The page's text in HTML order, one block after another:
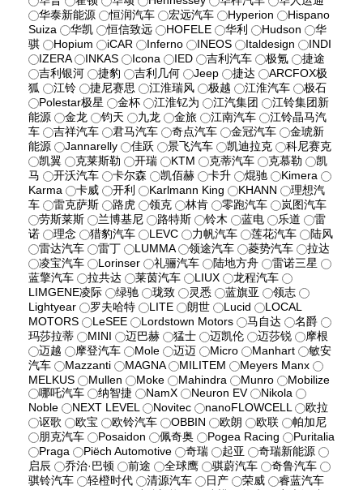
华泰新能源
恒润汽车 宏远汽车 Hyperion
Hispano
Suiza
华凯 恒信致远 HOFELE 华利 Hudson
华
骐
Hopium iCAR Inferno INEOS Italdesign
INDI
IZERA
INKAS Icona IED 吉利汽车 极氪
捷途
吉利银河
捷豹 吉利几何 Jeep 捷达
ARCFOX极
狐
江铃 捷尼赛思 江淮瑞风 极越 江淮汽车
极石
Polestar极星
金杯 江淮钇为 江汽集团
江铃集团新
能源
金龙 钧天 九龙 金旅 江南汽车
江铃晶马汽
车
吉祥汽车 君马汽车 奇点汽车 金冠汽车
金琥新
能源
Jannarelly 佳跃 景飞汽车 凯迪拉克
科尼赛克
凯翼
克莱斯勒 开瑞 KTM 克蒂汽车 克慕勒
凯
马
开沃汽车 卡尔森 凯佰赫 卡升 焜驰
Kimera
Karma
卡威 开利 Karlmann King KHANN
理想汽
车
雷克萨斯 路虎 领克 林肯 零跑汽车
岚图汽车
劳斯莱斯
兰博基尼 路特斯 铃木 蓝电 乐道
雷
诺
理念 猎豹汽车 LEVC 力帆汽车 莲花汽车
陆风
雷达汽车
雷丁 LUMMA 领途汽车 菱势汽车
拉达
凌宝汽车
Lorinser 礼骊汽车 陆地方舟
雷诺三星
蓝擎汽车
拉共达 莱茵汽车 LIUX
龙程汽车
LIMGENE凌际
绿驰 珑致 灵悉 蓝旗亚
领志
Lightyear
罗夫哈特 LITE 朗世 Lucid
LOCAL
MOTORS
LeSEE Lordstown Motors 马自达
名爵
玛莎拉蒂
MINI 迈巴赫 猛士 迈凯伦 迈莎锐
摩根
迈越
摩登汽车 Mole 迈迈 Micro Manhart
敏安
汽车
Mazzanti MAGNA MILITEM
Meyers Manx
MELKUS
Mullen Moke Mahindra Munro
Mobilize
哪吒汽车
纳智捷 NamX Neuron EV
Nikola
Noble
NEXT LEVEL Novitec nanoFLOWCELL
欧拉
讴歌
欧宝 欧铃汽车 OBBIN 欧朗 欧联
帕加尼
朋克汽车
Posaidon 佩奇奥 Pogea Racing
Puritalia
Praga
Piëch Automotive 奇瑞 起亚
奇瑞新能源
启辰
乔治·巴顿 前途 全球鹰 骐蔚汽车
奇鲁汽车
骐铃汽车
轻橙时代 清源汽车 日产 荣威
睿蓝汽车